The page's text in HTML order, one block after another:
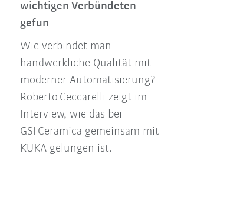
wichtigen Verbündeten
gefun
Wie verbindet man
handwerkliche Qualität mit
moderner Automatisierung?
Roberto Ceccarelli zeigt im
Interview, wie das bei
GSI Ceramica gemeinsam mit
KUKA gelungen ist.